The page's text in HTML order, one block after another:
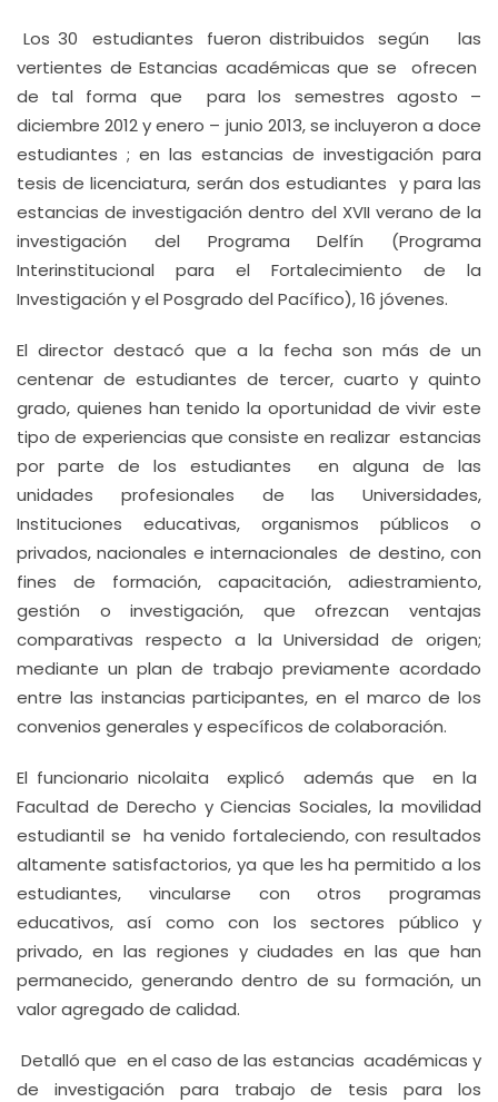
Los 30 estudiantes fueron distribuidos según las
vertientes de Estancias académicas que se ofrecen
de tal forma que para los semestres agosto –
diciembre 2012 y enero – junio 2013, se incluyeron a doce
estudiantes ; en las estancias de investigación para
tesis de licenciatura, serán dos estudiantes y para las
estancias de investigación dentro del XVII verano de la
investigación del Programa Delfín (Programa
Interinstitucional para el Fortalecimiento de la
Investigación y el Posgrado del Pacífico), 16 jóvenes.
El director destacó que a la fecha son más de un
centenar de estudiantes de tercer, cuarto y quinto
grado, quienes han tenido la oportunidad de vivir este
tipo de experiencias que consiste en realizar estancias
por parte de los estudiantes en alguna de las
unidades profesionales de las Universidades,
Instituciones educativas, organismos públicos o
privados, nacionales e internacionales de destino, con
fines de formación, capacitación, adiestramiento,
gestión o investigación, que ofrezcan ventajas
comparativas respecto a la Universidad de origen;
mediante un plan de trabajo previamente acordado
entre las instancias participantes, en el marco de los
convenios generales y específicos de colaboración.
El funcionario nicolaita explicó además que en la
Facultad de Derecho y Ciencias Sociales, la movilidad
estudiantil se ha venido fortaleciendo, con resultados
altamente satisfactorios, ya que les ha permitido a los
estudiantes, vincularse con otros programas
educativos, así como con los sectores público y
privado, en las regiones y ciudades en las que han
permanecido, generando dentro de su formación, un
valor agregado de calidad.
Detalló que en el caso de las estancias académicas y
de investigación para trabajo de tesis para los